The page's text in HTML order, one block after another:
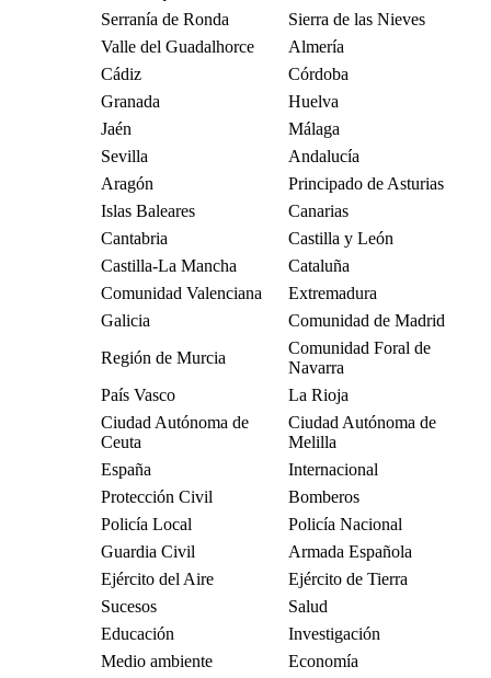
Serranía de Ronda
Sierra de las Nieves
Valle del Guadalhorce
Almería
Cádiz
Córdoba
Granada
Huelva
Jaén
Málaga
Sevilla
Andalucía
Aragón
Principado de Asturias
Islas Baleares
Canarias
Cantabria
Castilla y León
Castilla-La Mancha
Cataluña
Comunidad Valenciana
Extremadura
Galicia
Comunidad de Madrid
Región de Murcia
Comunidad Foral de
Navarra
País Vasco
La Rioja
Ciudad Autónoma de
Ceuta
Ciudad Autónoma de
Melilla
España
Internacional
Protección Civil
Bomberos
Policía Local
Policía Nacional
Guardia Civil
Armada Española
Ejército del Aire
Ejército de Tierra
Sucesos
Salud
Educación
Investigación
Medio ambiente
Economía